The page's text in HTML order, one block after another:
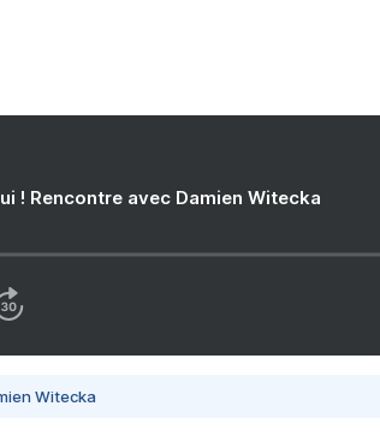
! Rencontre avec Damien Witecka
Witecka